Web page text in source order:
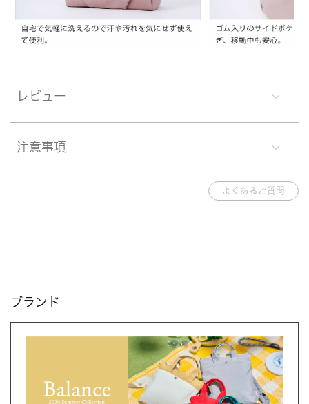
レビュー
注意事項
よくあるご質問
ブランド